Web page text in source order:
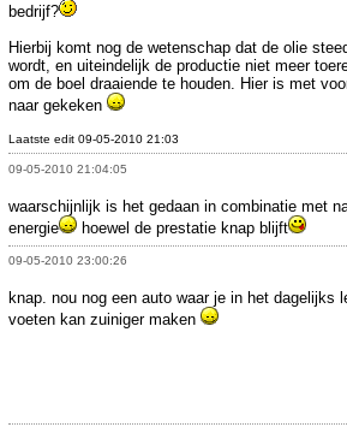
bedrijf?
Hierbij komt nog de wetenschap dat de olie
wordt, en uiteindelijk de productie niet meer
om de boel draaiende te houden. Hier is met
naar gekeken
Laatste edit 09-05-2010 21:03
09-05-2010 21:04:05
waarschijnlijk is het gedaan in combinatie met
energie
hoewel de prestatie knap blijft
09-05-2010 23:00:26
knap. nou nog een auto waar je in het dagelijks
voeten kan zuiniger maken